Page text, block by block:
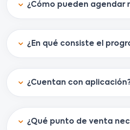
¿Cómo pueden agendar
¿En qué consiste el
¿Cuentan con
¿Qué punto de venta